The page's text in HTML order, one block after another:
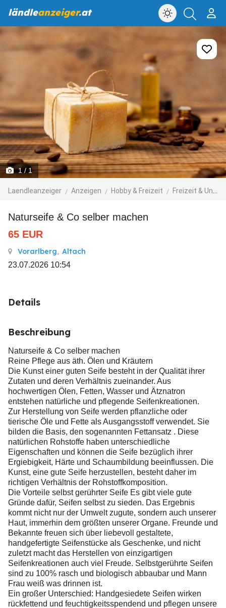
ländleanzeiger.at
1/ 1
Laendleanzeiger Anzeigen Hobby & Freizeit Freizeit & Unternehmungen
Naturseife & Co selber machen
65 EUR
Vorarlberg, Altach
23.07.2026 10:54
Details
Beschreibung
Naturseife & Co selber machen
Reine Pflege aus äth. Ölen und Kräutern
Die Kunst einer guten Seife besteht in der Qualität ihrer
Zutaten und deren Verhältnis zueinander. Aus
hochwertigen Ölen, Fetten, Wasser und Ätznatron
entstehen natürliche und pflegende Seifenkreationen.
Zur Herstellung von Seife werden pflanzliche oder
tierische Öle und Fette als Ausgangsstoff verwendet. Sie
bilden die Basis, den sogenannten Fettansatz . Diese
natürlichen Rohstoffe haben unterschiedliche
Eigenschaften und können die Seife bezüglich ihrer
Ergiebigkeit, Härte und Schaumbildung beeinflussen. Die
Kunst, eine gute Seife herzustellen, besteht daher im
richtigen Verhältnis der Rohstoffkomposition.
Die Vorteile selbst gerührter Seife Es gibt viele gute
Gründe dafür, Seifen selbst zu sieden. Das Ergebnis
kommt nicht nur der Umwelt zugute, sondern auch unserer
Haut, immerhin dem größten unserer Organe. Freunde und
Bekannte freuen sich über liebevoll gestaltete,
handgefertigte Seifenstücke als Geschenke, und nicht
zuletzt macht das Herstellen von einzigartigen
Seifenkreationen auch viel Freude. Selbstgerührte Seifen
sind zu 100% rasch und biologisch abbaubar und Mann
Frau weiß was drinnen ist.
Ein großer Unterschied: Handgesiedete Seifen wirken
rückfettend und feuchtigkeitsspendend und pflegen unsere